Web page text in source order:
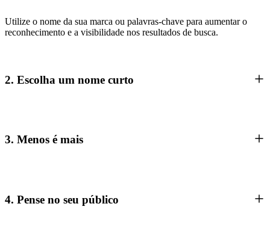
Utilize o nome da sua marca ou palavras-chave para aumentar o
reconhecimento e a visibilidade nos resultados de busca.
2. Escolha um nome curto
3. Menos é mais
4. Pense no seu público